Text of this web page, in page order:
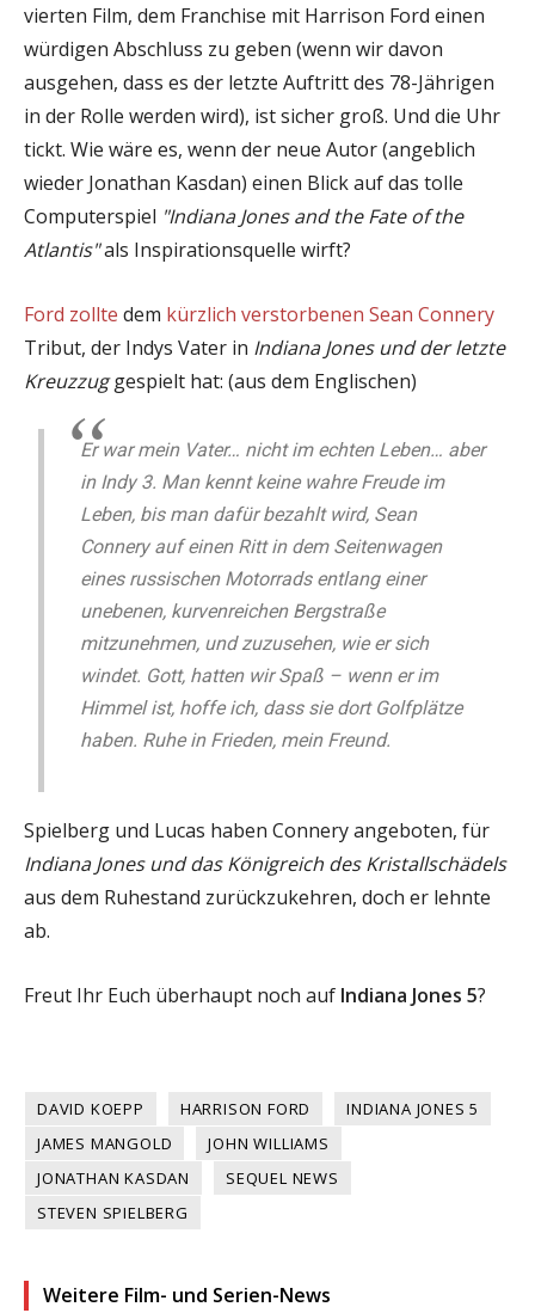
vierten Film, dem Franchise mit Harrison Ford einen
würdigen Abschluss zu geben (wenn wir davon
ausgehen, dass es der letzte Auftritt des 78-Jährigen
in der Rolle werden wird), ist sicher groß. Und die Uhr
tickt. Wie wäre es, wenn der neue Autor (angeblich
wieder Jonathan Kasdan) einen Blick auf das tolle
Computerspiel "Indiana Jones and the Fate of the
Atlantis"als Inspirationsquelle wirft?
Ford zollte dem kürzlich verstorbenen Sean Connery
Tribut, der Indys Vater in Indiana Jones und der letzte
Kreuzzuggespielt hat: (aus dem Englischen)
Er war mein Vater… nicht im echten Leben… aber
in Indy 3. Man kennt keine wahre Freude im
Leben, bis man dafür bezahlt wird, Sean
Connery auf einen Ritt in dem Seitenwagen
eines russischen Motorrads entlang einer
unebenen, kurvenreichen Bergstraße
mitzunehmen, und zuzusehen, wie er sich
windet. Gott, hatten wir Spaß – wenn er im
Himmel ist, hoffe ich, dass sie dort Golfplätze
haben. Ruhe in Frieden, mein Freund.
Spielberg und Lucas haben Connery angeboten, für
Indiana Jones und das Königreich des Kristallschädels
aus dem Ruhestand zurückzukehren, doch er lehnte
ab.
Freut Ihr Euch überhaupt noch auf Indiana Jones 5?
DAVID KOEPP HARRISON FORD
INDIANA JONES 5
JAMES MANGOLD
JOHN WILLIAMS
JONATHAN KASDAN
SEQUEL NEWS
STEVEN SPIELBERG
Weitere Film- und Serien-News